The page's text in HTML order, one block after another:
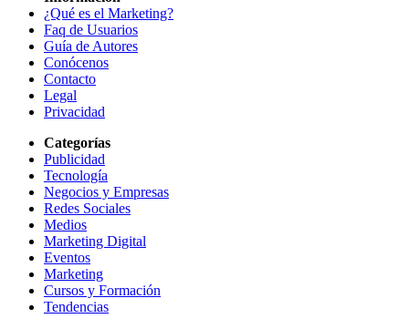
¿Qué es el Marketing?
Faq de Usuarios
Guía de Autores
Conócenos
Contacto
Legal
Privacidad
Categorías
Publicidad
Tecnología
Negocios y Empresas
Redes Sociales
Medios
Marketing Digital
Eventos
Marketing
Cursos y Formación
Tendencias